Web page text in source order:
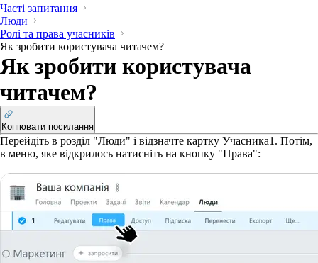
Часті запитання
Люди
Ролі та права учасників
Як зробити користувача читачем?
Як зробити користувача
читачем?
Копіювати посилання
Перейдіть в розділ "Люди" і відзначте картку Учасника1 . Потім,
в меню, яке відкрилось натисніть на кнопку "Права":